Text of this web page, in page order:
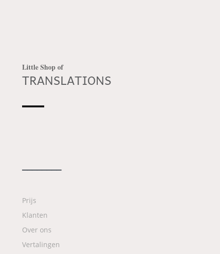
Little Shop of
TRANSLATIONS
Prijs
Klanten
Over ons
Vertalingen